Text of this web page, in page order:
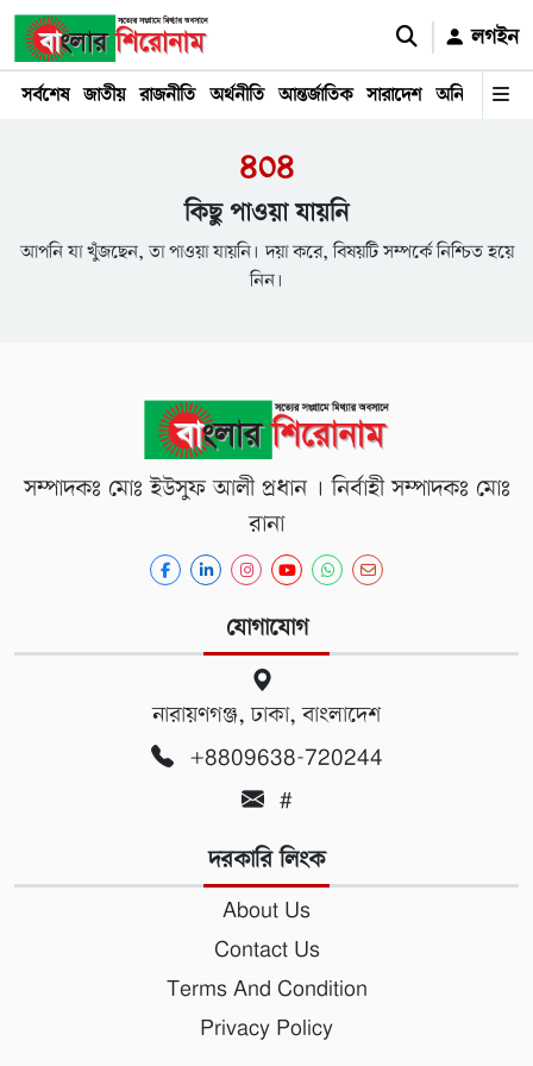
লগইন
সর্বশেষ জাতীয় রাজনীতি অর্থনীতি আন্তর্জাতিক সারাদেশ অনিয়ম
৪০৪
কিছু পাওয়া যায়নি
আপনি যা খুঁজছেন, তা পাওয়া যায়নি। দয়া করে, বিষয়টি সম্পর্কে নিশ্চিত হয়ে
নিন।
সম্পাদকঃ মোঃ ইউসুফ আলী প্রধান । নির্বাহী সম্পাদকঃ মোঃ
রানা
যোগাযোগ
নারায়ণগঞ্জ, ঢাকা, বাংলাদেশ
+8809638-720244
#
দরকারি লিংক
About Us
Contact Us
Terms And Condition
Privacy Policy